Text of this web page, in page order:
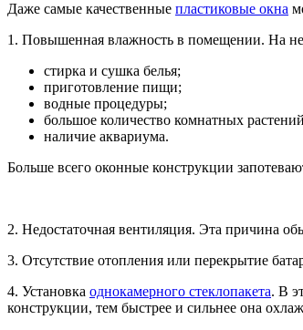
Даже самые качественные пластиковые окна
1. Повышенная влажность в помещении. На
стирка и сушка белья;
приготовление пищи;
водные процедуры;
большое количество комнатных
наличие аквариума.
Больше всего оконные конструкции
2. Недостаточная вентиляция. Эта причина
3. Отсутствие отопления или перекрытие
4. Установка однокамерного стеклопакета. В
конструкции, тем быстрее и сильнее она